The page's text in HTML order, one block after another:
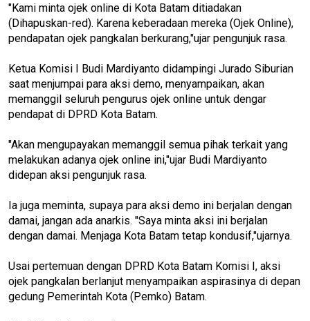
"Kami minta ojek online di Kota Batam ditiadakan
(Dihapuskan-red). Karena keberadaan mereka (Ojek Online),
pendapatan ojek pangkalan berkurang,"ujar pengunjuk rasa.
Ketua Komisi I Budi Mardiyanto didampingi Jurado Siburian
saat menjumpai para aksi demo, menyampaikan, akan
memanggil seluruh pengurus ojek online untuk dengar
pendapat di DPRD Kota Batam.
"Akan mengupayakan memanggil semua pihak terkait yang
melakukan adanya ojek online ini,"ujar Budi Mardiyanto
didepan aksi pengunjuk rasa.
Ia juga meminta, supaya para aksi demo ini berjalan dengan
damai, jangan ada anarkis. "Saya minta aksi ini berjalan
dengan damai. Menjaga Kota Batam tetap kondusif,"ujarnya.
Usai pertemuan dengan DPRD Kota Batam Komisi I, aksi
ojek pangkalan berlanjut menyampaikan aspirasinya di depan
gedung Pemerintah Kota (Pemko) Batam.